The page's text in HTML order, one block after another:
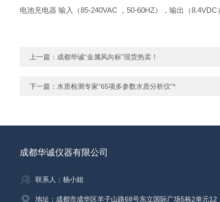
电池充电器 输入（85-240VAC ，50-60HZ），输出（
上一篇： 成都华诚“金属风向标”现货热卖！
下一篇： 水质检测专家“65项多参数水质分析仪”*
成都华诚仪器有限公司
联系人：杨小姐
地址：成都市成华区羊子山路68号东立国际广场5栋2单元12